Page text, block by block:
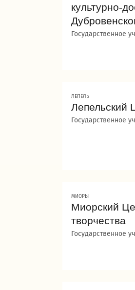
культурно-
Государственное
ЛЕПЕЛЬ
Лепельский
Государственное
МИОРЫ
Миорский
творчества
Государственное